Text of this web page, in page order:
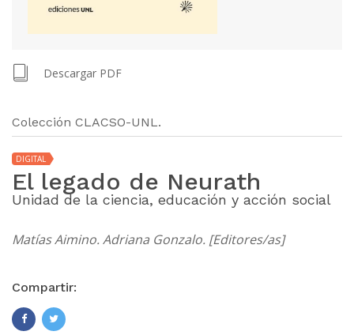
Descargar PDF
Colección CLACSO-UNL.
DIGITAL
El legado de Neurath
Unidad de la ciencia, educación y acción social
Matías Aimino. Adriana Gonzalo. [Editores/as]
Compartir: